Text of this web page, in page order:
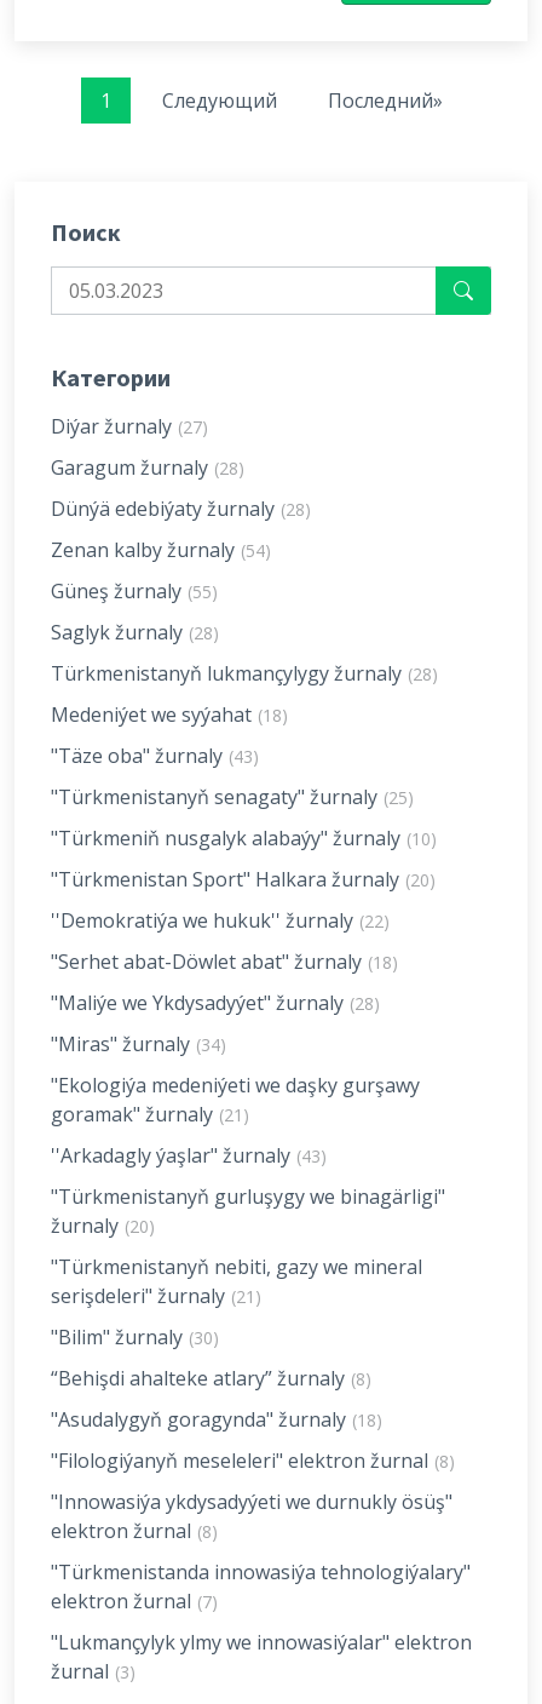
1 Следующий Последний»
Поиск
Категории
Diýar žurnaly (27)
Garagum žurnaly (28)
Dünýä edebiýaty žurnaly (28)
Zenan kalby žurnaly (54)
Güneş žurnaly (55)
Saglyk žurnaly (28)
Türkmenistanyň lukmançylygy žurnaly (28)
Medeniýet we syýahat (18)
"Täze oba" žurnaly (43)
"Türkmenistanyň senagaty" žurnaly (25)
"Türkmeniň nusgalyk alabaýy" žurnaly (10)
"Türkmenistan Sport" Halkara žurnaly (20)
''Demokratiýa we hukuk'' žurnaly (22)
"Serhet abat-Döwlet abat" žurnaly (18)
"Maliýe we Ykdysadyýet" žurnaly (28)
"Miras" žurnaly (34)
"Ekologiýa medeniýeti we daşky gurşawy
goramak" žurnaly (21)
''Arkadagly ýaşlar" žurnaly (43)
"Türkmenistanyň gurluşygy we binagärligi"
žurnaly (20)
"Türkmenistanyň nebiti, gazy we mineral
serişdeleri" žurnaly (21)
"Bilim" žurnaly (30)
“Behişdi ahalteke atlary” žurnaly (8)
"Asudalygyň goragynda" žurnaly (18)
"Filologiýanyň meseleleri" elektron žurnal (8)
"Innowasiýa ykdysadyýeti we durnukly ösüş"
elektron žurnal (8)
"Türkmenistanda innowasiýa tehnologiýalary"
elektron žurnal (7)
"Lukmançylyk ylmy we innowasiýalar" elektron
žurnal (3)